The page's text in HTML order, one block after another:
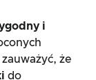
i
że
do